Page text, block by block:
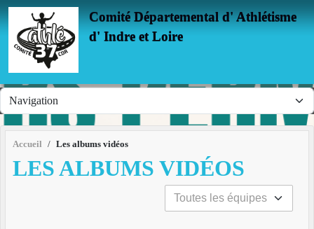
Comité Départemental d' Athlétisme
d' Indre et Loire
Accueil Les albums vidéos
LES ALBUMS VIDÉOS
Panneau de gestion des cookies